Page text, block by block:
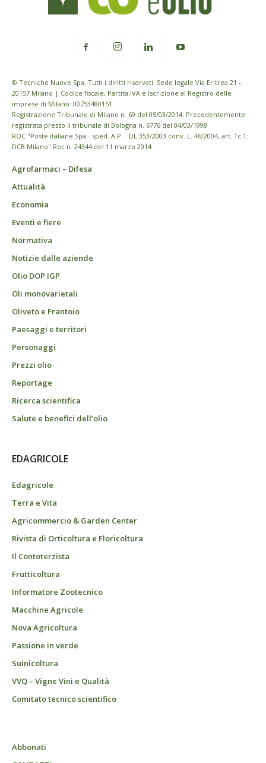
© Tecniche Nuove Spa. Tutti i diritti riservati. Sede legale Via Eritrea 21 -
20157 Milano | Codice fiscale, Partita IVA e Iscrizione al Registro delle
imprese di Milano: 00753480151
Registrazione Tribunale di Milano n. 69 del 05/03/2014. Precedentemente
registrata presso il tribunale di Bologna n. 6776 del 04/03/1998
ROC "Poste italiane Spa - sped. A.P. - DL 353/2003 conv. L. 46/2004, art. 1c.1:
DCB Milano" Roc n. 24344 del 11 marzo 2014
Agrofarmaci – Difesa
Attualità
Economia
Eventi e fiere
Normativa
Notizie dalle aziende
Olio DOP IGP
Oli monovarietali
Oliveto e Frantoio
Paesaggi e territori
Personaggi
Prezzi olio
Reportage
Ricerca scientifica
Salute e benefici dell’olio
EDAGRICOLE
Edagricole
Terra e Vita
Agricommercio & Garden Center
Rivista di Orticoltura e Floricoltura
Il Contoterzista
Frutticoltura
Informatore Zootecnico
Macchine Agricole
Nova Agricoltura
Passione in verde
Suinicoltura
VVQ – Vigne Vini e Qualità
Comitato tecnico scientifico
Abbonati